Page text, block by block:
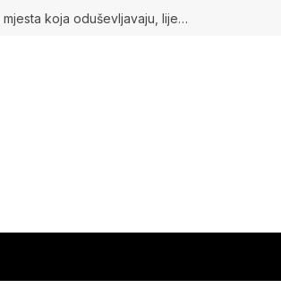
Kudasvuda.hr : Ljudi koji inspiriraju, mjesta koja oduševljavaju, lijepe priče i kreativne ideje!